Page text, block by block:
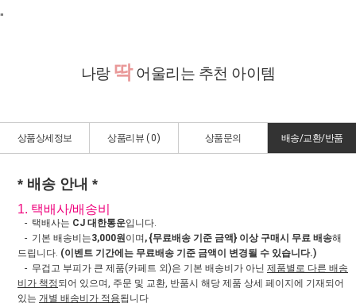
"
나랑 딱어울리는 추천 아이템
상품상세정보 상품리뷰 ( 0) 상품문의 배송/교환/반품
* 배송 안내 *
1. 택배사/배송비
- 택배사는 CJ 대한통운입니다.
- 기본 배송비는3,000원이며 , {무료배송 기준 금액} 이상 구매시 무료 배송해
드립니다. (이벤트 기간에는 무료배송 기준 금액이 변경될 수 있습니다.)
- 무겁고 부피가 큰 제품(카페트 외)은 기본 배송비가 아닌 제품별로 다른 배송
비가 책정되어 있으며, 주문 및 교환, 반품시 해당 제품 상세 페이지에 기재되어
있는 개별 배송비가 적용됩니다